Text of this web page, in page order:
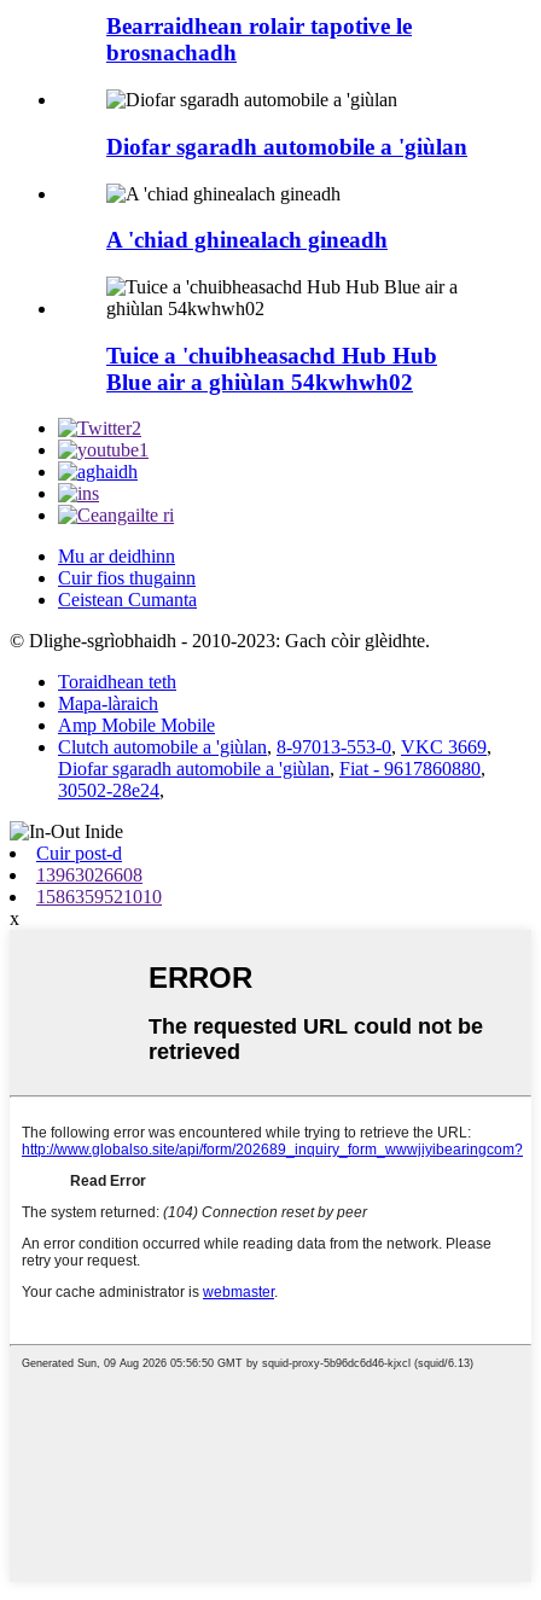
Bearraidhean rolair tapotive le
brosnachadh
Diofar sgaradh automobile a 'giùlan
A 'chiad ghinealach gineadh
Tuice a 'chuibheasachd Hub Hub
Blue air a ghiùlan 54kwhwh02
Mu ar deidhinn
Cuir fios thugainn
Ceistean Cumanta
© Dlighe-sgrìobhaidh - 2010-2023: Gach còir glèidhte.
Toraidhean teth
Mapa-làraich
Amp Mobile Mobile
Clutch automobile a 'giùlan, 8-97013-553-0, VKC 3669,
Diofar sgaradh automobile a 'giùlan, Fiat - 9617860880,
30502-28e24,
Cuir post-d
13963026608
1586359521010
x